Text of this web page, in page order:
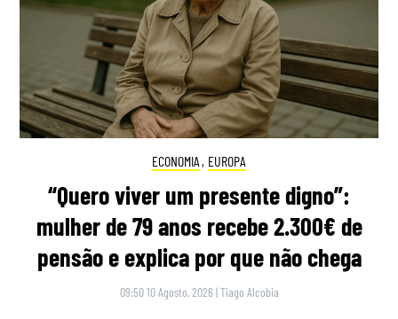
ECONOMIA , EUROPA
“Quero viver um presente digno”:
mulher de 79 anos recebe 2.300€ de
pensão e explica por que não chega
09:50 10 Agosto, 2026 |Tiago Alcobia